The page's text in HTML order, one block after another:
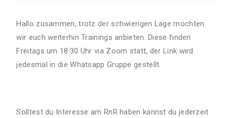
Hallo zusammen, trotz der schwierigen Lage möchten
wir euch weiterhin Trainings anbieten. Diese finden
Freitags um 18:30 Uhr via Zoom statt, der Link wird
jedesmal in die Whatsapp Gruppe gestellt.
Solltest du Interesse am RnR haben kannst du jederzeit